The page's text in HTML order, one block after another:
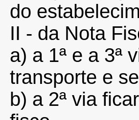
do
II - da Nota
a) a 1ª e a 3ª
transporte e
b) a 2ª via